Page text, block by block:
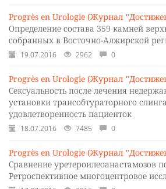
Progrès en Urologie (Журнал
Определение состава 359 камней
собранных в Восточно-Алжирской
19.07.2016 2962 0
Progrès en Urologie (Журнал
Сексуальность после лечения
установки трансобтураторного
удовлетворенность пациенток
18.07.2016 7485 0
Progrès en Urologie (Журнал
Сравнение уретероилеоанастамозов
Ретроспективное многоцентровое